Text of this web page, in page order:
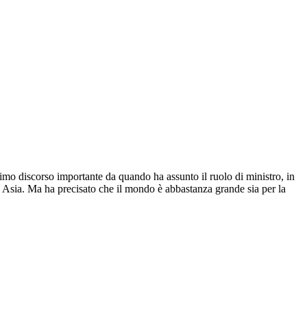
discorso importante da quando ha assunto il ruolo di ministro, in
Ma ha precisato che il mondo è abbastanza grande sia per la